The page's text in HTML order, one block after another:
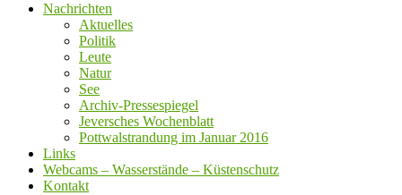
Nachrichten
Aktuelles
Politik
Leute
Natur
See
Archiv-Pressespiegel
Jeversches Wochenblatt
Pottwalstrandung im Januar 2016
Links
Webcams – Wasserstände – Küstenschutz
Kontakt